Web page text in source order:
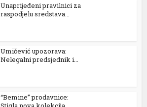
Unaprijeđeni pravilnici za
raspodjelu sredstava...
Umičević upozorava:
Nelegalni predsjednik i...
“Bemine” prodavnice: